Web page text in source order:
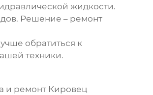
жидкости.
Решение – ремонт
обратиться к
техники.
и ремонт Кировец